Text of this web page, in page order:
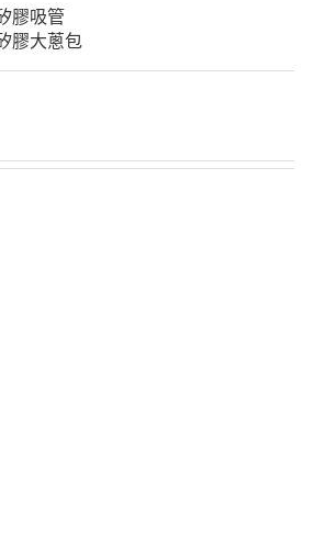
膠吸管
膠大蔥包